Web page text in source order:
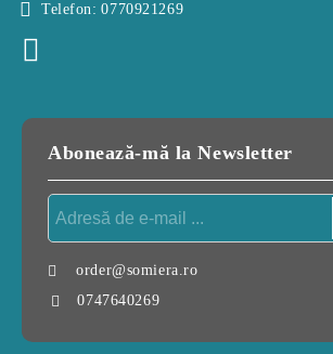
Telefon: 0770921269
Abonează-mă la Newsletter
order@somiera.ro
0747640269